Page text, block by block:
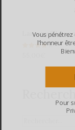
Larceny 92
Vous pénétrez
l’honneur
Pour